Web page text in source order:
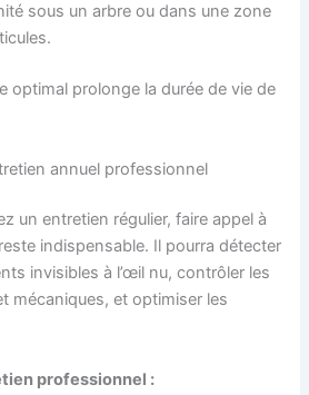
sous un arbre ou dans une zone
optimal prolonge la durée de vie de
annuel professionnel
un entretien régulier, faire appel à
indispensable. Il pourra détecter
invisibles à l’œil nu, contrôler les
mécaniques, et optimiser les
professionnel :